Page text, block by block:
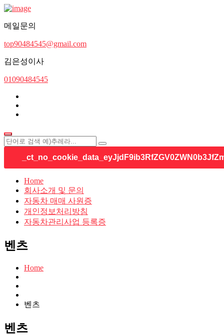
메일문의
top90484545@gmail.com
김은성이사
01090484545
Home
회사소개 및 문의
자동차 매매 사원증
개인정보처리방침
자동차관리사업 등록증
벤츠
Home
벤츠
벤츠